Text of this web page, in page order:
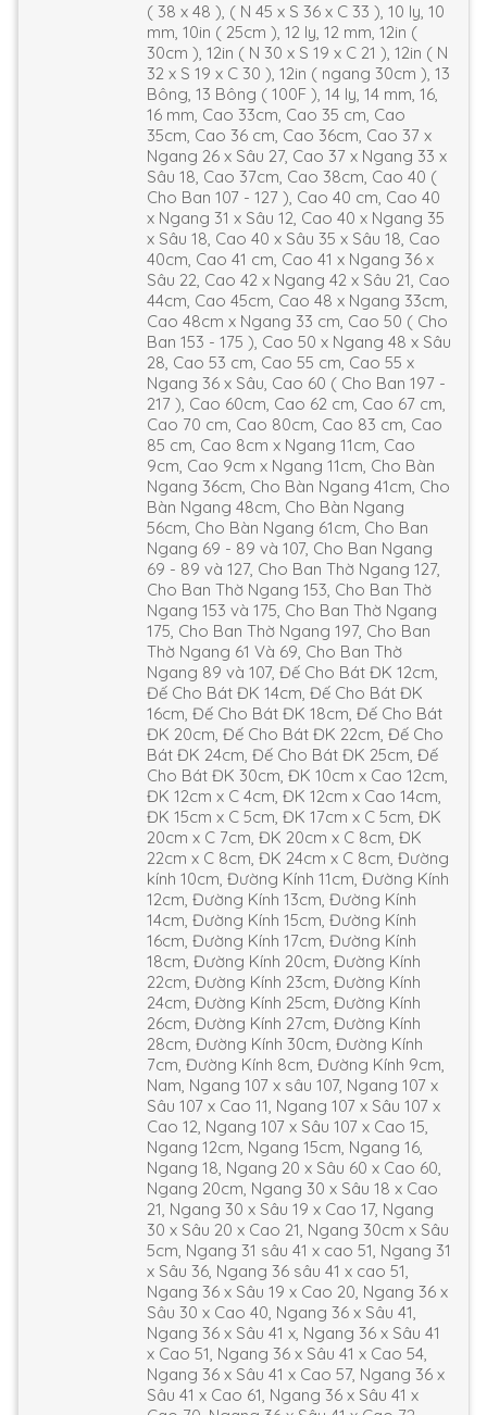
( 38 x 48 ), ( N 45 x S 36 x C 33 ), 10 ly, 10
mm, 10in ( 25cm ), 12 ly, 12 mm, 12in (
30cm ), 12in ( N 30 x S 19 x C 21 ), 12in ( N
32 x S 19 x C 30 ), 12in ( ngang 30cm ), 13
Bông, 13 Bông ( 100F ), 14 ly, 14 mm, 16,
16 mm, Cao 33cm, Cao 35 cm, Cao
35cm, Cao 36 cm, Cao 36cm, Cao 37 x
Ngang 26 x Sâu 27, Cao 37 x Ngang 33 x
Sâu 18, Cao 37cm, Cao 38cm, Cao 40 (
Cho Ban 107 - 127 ), Cao 40 cm, Cao 40
x Ngang 31 x Sâu 12, Cao 40 x Ngang 35
x Sâu 18, Cao 40 x Sâu 35 x Sâu 18, Cao
40cm, Cao 41 cm, Cao 41 x Ngang 36 x
Sâu 22, Cao 42 x Ngang 42 x Sâu 21, Cao
44cm, Cao 45cm, Cao 48 x Ngang 33cm,
Cao 48cm x Ngang 33 cm, Cao 50 ( Cho
Ban 153 - 175 ), Cao 50 x Ngang 48 x Sâu
28, Cao 53 cm, Cao 55 cm, Cao 55 x
Ngang 36 x Sâu, Cao 60 ( Cho Ban 197 -
217 ), Cao 60cm, Cao 62 cm, Cao 67 cm,
Cao 70 cm, Cao 80cm, Cao 83 cm, Cao
85 cm, Cao 8cm x Ngang 11cm, Cao
9cm, Cao 9cm x Ngang 11cm, Cho Bàn
Ngang 36cm, Cho Bàn Ngang 41cm, Cho
Bàn Ngang 48cm, Cho Bàn Ngang
56cm, Cho Bàn Ngang 61cm, Cho Ban
Ngang 69 - 89 và 107, Cho Ban Ngang
69 - 89 và 127, Cho Ban Thờ Ngang 127,
Cho Ban Thờ Ngang 153, Cho Ban Thờ
Ngang 153 và 175, Cho Ban Thờ Ngang
175, Cho Ban Thờ Ngang 197, Cho Ban
Thờ Ngang 61 Và 69, Cho Ban Thờ
Ngang 89 và 107, Đế Cho Bát ĐK 12cm,
Đế Cho Bát ĐK 14cm, Đế Cho Bát ĐK
16cm, Đế Cho Bát ĐK 18cm, Đế Cho Bát
ĐK 20cm, Đế Cho Bát ĐK 22cm, Đế Cho
Bát ĐK 24cm, Đế Cho Bát ĐK 25cm, Đế
Cho Bát ĐK 30cm, ĐK 10cm x Cao 12cm,
ĐK 12cm x C 4cm, ĐK 12cm x Cao 14cm,
ĐK 15cm x C 5cm, ĐK 17cm x C 5cm, ĐK
20cm x C 7cm, ĐK 20cm x C 8cm, ĐK
22cm x C 8cm, ĐK 24cm x C 8cm, Đường
kính 10cm, Đường Kính 11cm, Đường Kính
12cm, Đường Kính 13cm, Đường Kính
14cm, Đường Kính 15cm, Đường Kính
16cm, Đường Kính 17cm, Đường Kính
18cm, Đường Kính 20cm, Đường Kính
22cm, Đường Kính 23cm, Đường Kính
24cm, Đường Kính 25cm, Đường Kính
26cm, Đường Kính 27cm, Đường Kính
28cm, Đường Kính 30cm, Đường Kính
7cm, Đường Kính 8cm, Đường Kính 9cm,
Nam, Ngang 107 x sâu 107, Ngang 107 x
Sâu 107 x Cao 11, Ngang 107 x Sâu 107 x
Cao 12, Ngang 107 x Sâu 107 x Cao 15,
Ngang 12cm, Ngang 15cm, Ngang 16,
Ngang 18, Ngang 20 x Sâu 60 x Cao 60,
Ngang 20cm, Ngang 30 x Sâu 18 x Cao
21, Ngang 30 x Sâu 19 x Cao 17, Ngang
30 x Sâu 20 x Cao 21, Ngang 30cm x Sâu
5cm, Ngang 31 sâu 41 x cao 51, Ngang 31
x Sâu 36, Ngang 36 sâu 41 x cao 51,
Ngang 36 x Sâu 19 x Cao 20, Ngang 36 x
Sâu 30 x Cao 40, Ngang 36 x Sâu 41,
Ngang 36 x Sâu 41 x, Ngang 36 x Sâu 41
x Cao 51, Ngang 36 x Sâu 41 x Cao 54,
Ngang 36 x Sâu 41 x Cao 57, Ngang 36 x
Sâu 41 x Cao 61, Ngang 36 x Sâu 41 x